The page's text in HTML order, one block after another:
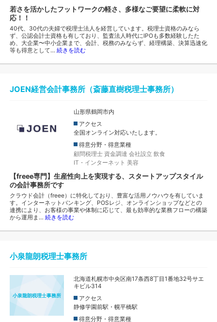
若さを活かしたフットワークの軽さ、多様なご要望に柔軟に対
応！！
40代、30代の夫婦で税理士法人を経営しています。税理士資格のみなら
ず、公認会計士資格も有しており、監査法人時代にIPOも多数経験したた
め、大企業〜中小企業まで、会計、税務のみならず、経理構築、決算迅速化
等も得意として… 続きを読む
JOEN経営会計事務所（斎藤直樹税理士事務所）
山形県鶴岡市内
アクセス
全国オンライン対応いたします。
得意分野・得意業種
顧問税理士 資金調達 会社設立 飲食
IT・インターネット 美容
【freee専門】生産性向上を実現する、スタートアップスタイル
の会計事務所です
クラウド会計（freee）に特化しており、豊富な活用ノウハウを有していま
す。インターネットバンキング、POSレジ、オンラインショップなどとの
連携により、お客様の事業や体制に応じて、最も効率的な業務フローの構築
から運用ま… 続きを読む
小泉龍朗税理士事務所
小泉龍朗税理士事務所
北海道札幌市中央区南17条西8丁目1番地32号サエ
キビル314
アクセス
静修学園前駅・幌平橋駅
得意分野・得意業種